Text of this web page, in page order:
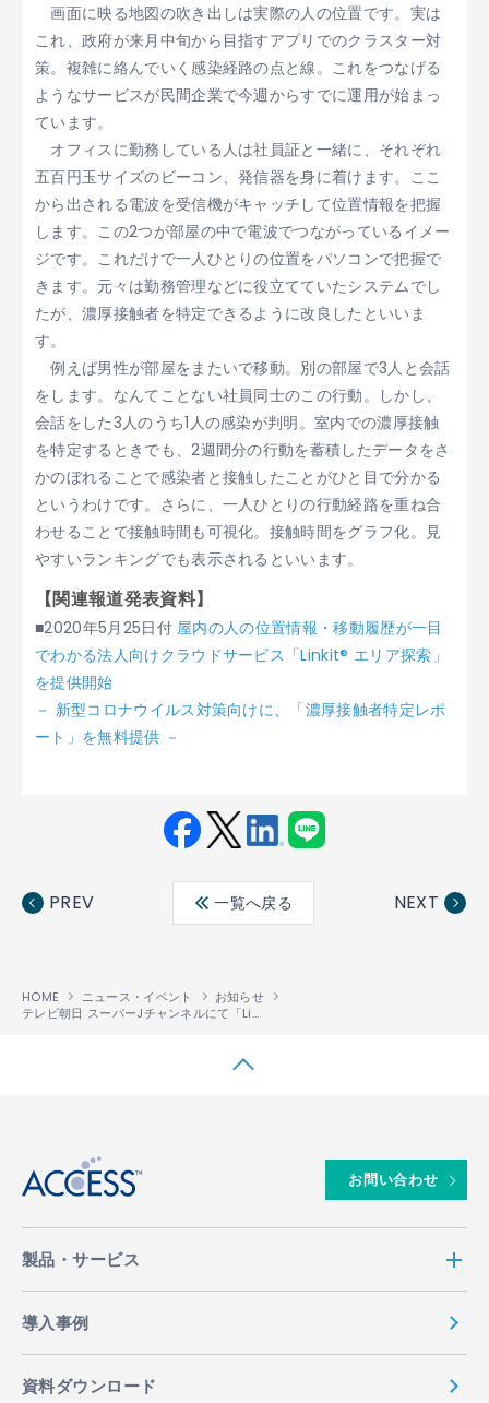
画面に映る地図の吹き出しは実際の人の位置です。実は
これ、政府が来月中旬から目指すアプリでのクラスター対
策。複雑に絡んでいく感染経路の点と線。これをつなげる
ようなサービスが民間企業で今週からすでに運用が始まっ
ています。
オフィスに勤務している人は社員証と一緒に、それぞれ
五百円玉サイズのビーコン、発信器を身に着けます。ここ
から出される電波を受信機がキャッチして位置情報を把握
します。この2つが部屋の中で電波でつながっているイメー
ジです。これだけで一人ひとりの位置をパソコンで把握で
きます。元々は勤務管理などに役立てていたシステムでし
たが、濃厚接触者を特定できるように改良したといいま
す。
例えば男性が部屋をまたいで移動。別の部屋で3人と会話
をします。なんてことない社員同士のこの行動。しかし、
会話をした3人のうち1人の感染が判明。室内での濃厚接触
を特定するときでも、2週間分の行動を蓄積したデータをさ
かのぼれることで感染者と接触したことがひと目で分かる
というわけです。さらに、一人ひとりの行動経路を重ね合
わせることで接触時間も可視化。接触時間をグラフ化。見
やすいランキングでも表示されるといいます。
【関連報道発表資料】
■2020年5月25日付屋内の人の位置情報・移動履歴が一目
でわかる法人向けクラウドサービス「Linkit® エリア探索」
を提供開始
－ 新型コロナウイルス対策向けに、「濃厚接触者特定レポ
ート」を無料提供 －
ebo ter
edin
PREV 一覧へ戻る NEXT
HOME ニュース・イベント
お知らせ
テレビ朝日 スーパーJチャンネルにて「Linkit
お問い合わせ
製品・サービス
導入事例
資料ダウンロード